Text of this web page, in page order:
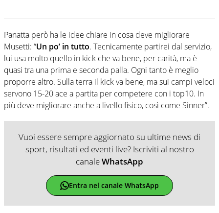
Panatta però ha le idee chiare in cosa deve migliorare
Musetti: “Un po’ in tutto. Tecnicamente partirei dal servizio,
lui usa molto quello in kick che va bene, per carità, ma è
quasi tra una prima e seconda palla. Ogni tanto è meglio
proporre altro. Sulla terra il kick va bene, ma sui campi veloci
servono 15-20 ace a partita per competere con i top10. In
più deve migliorare anche a livello fisico, così come Sinner”.
Vuoi essere sempre aggiornato su ultime news di
sport, risultati ed eventi live? Iscriviti al nostro
canaleWhatsApp
Entra nel canale WhatsApp